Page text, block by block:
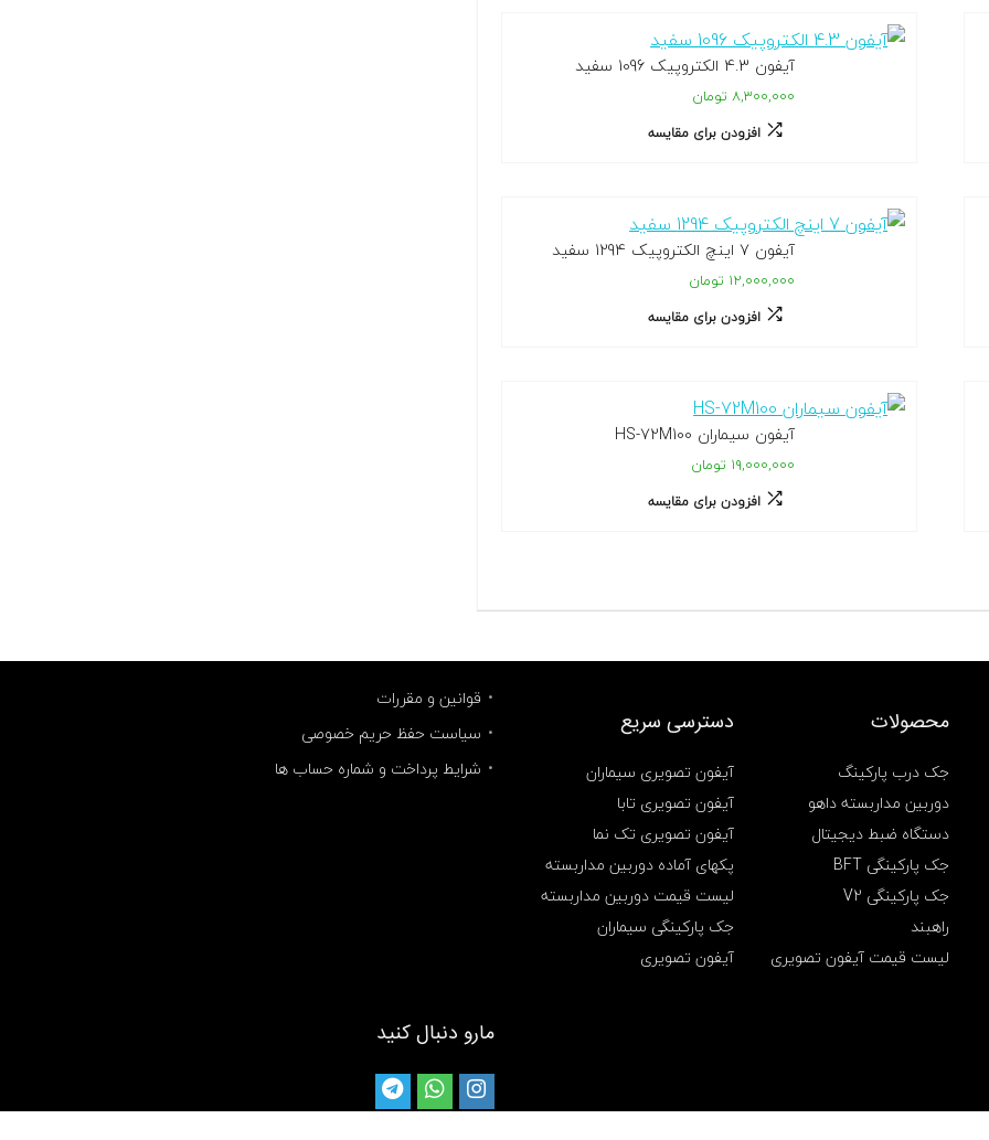
آیفون 4.3 الکتروپیک 1096 سفید
۸,۳۰۰,۰۰۰ تومان
افزودن برای مقایسه
آیفون 7 اینچ الکتروپیک 1294 سفید
۱۲,۰۰۰,۰۰۰ تومان
افزودن برای مقایسه
آیفون سیماران HS-72M100
۱۹,۰۰۰,۰۰۰ تومان
افزودن برای مقایسه
محصولات
جک درب پارکینگ
دوربین مداربسته داهو
دستگاه ضبط دیجیتال
جک پارکینگی BFT
جک پارکینگی V2
راهبند
لیست قیمت آیفون تصویری
دسترسی سریع
آیفون تصویری سیماران
آیفون تصویری تابا
آیفون تصویری تک نما
پکهای آماده دوربین مداربسته
لیست قیمت دوربین مداربسته
جک پارکینگی سیماران
آیفون تصویری
قوانین و مقررات
سیاست حفظ حریم خصوصی
شرایط پرداخت و شماره حساب ها
مارو دنبال کنید